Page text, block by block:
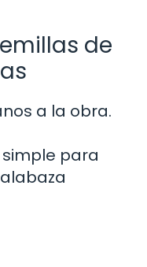
de
a la obra.
para